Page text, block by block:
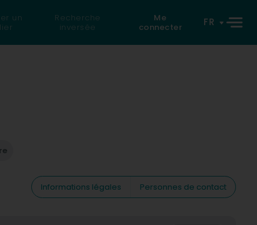
un
Recherche
inversée
Me
connecter
FR
Informations légales
Personnes de contact